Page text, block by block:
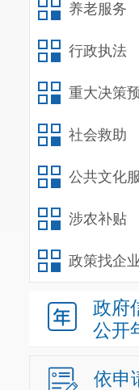
养老服务
行政执法
重大决策
社会救助
公共文化
涉农补贴
政策找企
政府
公开
依申